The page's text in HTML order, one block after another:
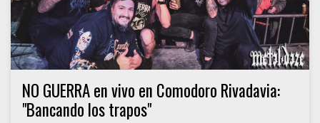
NO GUERRA en vivo en Comodoro Rivadavia:
"Bancando los trapos"